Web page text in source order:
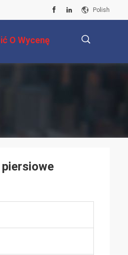
Polish
O Wycenę